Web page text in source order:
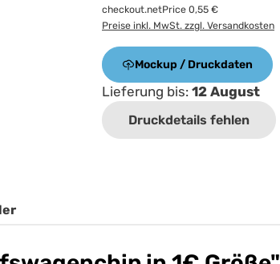
checkout.netPrice 0,55 €
Preise inkl. MwSt. zzgl. Versandkosten
Mockup / Druckdaten
Lieferung bis: 12 August
Druckdetails fehlen